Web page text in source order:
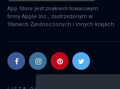
App Store jest znakiem towarowym
firmy Apple Inc., zastrzeżonym w
Stanach Zjednoczonych i innych krajach.